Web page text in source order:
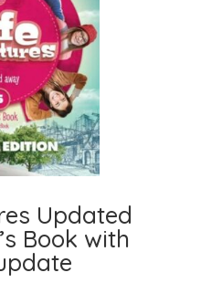
Updated
Book with